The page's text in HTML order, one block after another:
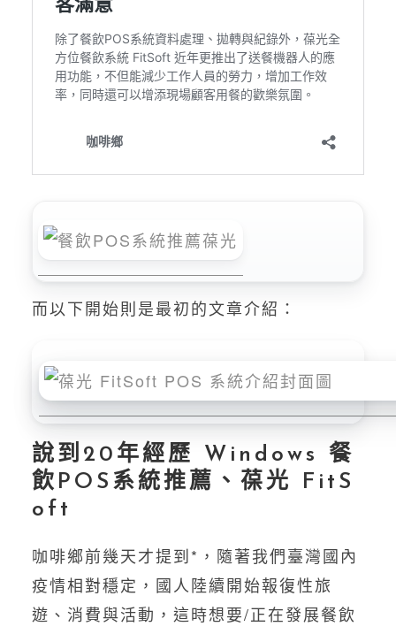
而以下開始則是最初的文章介紹：
說到20年經歷 Windows 餐
飲POS系統推薦、葆光 FitS
oft
咖啡鄉前幾天才提到*，隨著我們臺灣國內
疫情相對穩定，國人陸續開始報復性旅
遊、消費與活動，這時想要/正在發展餐飲